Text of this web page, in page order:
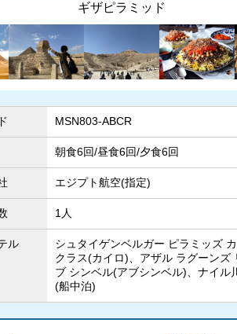
スフィンクス
MSN803-ABCR
朝食6回/昼食6回/夕食6回
エジプト航空(指定)
1人
ル
シュタイゲンベルガー ピラミッズ
クラス(カイロ)、アザル ラグーンズ
ブ シンベル(アブシンベル)、ナイル
(船中泊)